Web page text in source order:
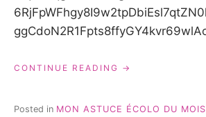
CONTINUE READING « UNBOTTLED
AVIS
Posted in MON ASTUCE ÉCOLO DU MOIS